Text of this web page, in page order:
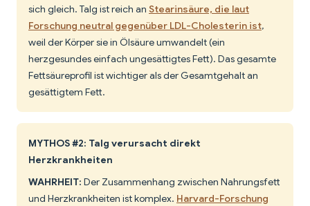
sich gleich. Talg ist reich an Stearinsäure, die laut
Forschung neutral gegenüber LDL-Cholesterin ist,
weil der Körper sie in Ölsäure umwandelt (ein
herzgesundes einfach ungesättigtes Fett). Das gesamte
Fettsäureprofil ist wichtiger als der Gesamtgehalt an
gesättigtem Fett.
MYTHOS #2: Talg verursacht direkt
Herzkrankheiten
WAHRHEIT: Der Zusammenhang zwischen Nahrungsfett
und Herzkrankheiten ist komplex. Harvard-Forschung